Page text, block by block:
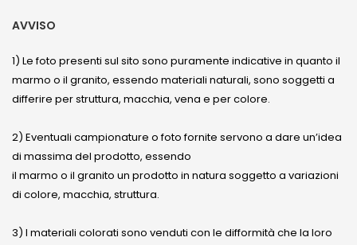
AVVISO
1) Le foto presenti sul sito sono puramente indicative in quanto il
marmo o il granito, essendo materiali naturali, sono soggetti a
differire per struttura, macchia, vena e per colore.
2) Eventuali campionature o foto fornite servono a dare un’idea
di massima del prodotto, essendo
il marmo o il granito un prodotto in natura soggetto a variazioni
di colore, macchia, struttura.
3) I materiali colorati sono venduti con le difformità che la loro